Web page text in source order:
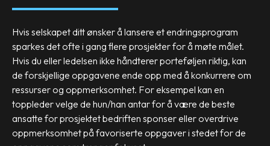
Hvis selskapet ditt ønsker å lansere et endringsprogram
sparkes det ofte i gang flere prosjekter for å møte målet.
Hvis du eller ledelsen ikke håndterer porteføljen riktig, kan
de forskjellige oppgavene ende opp med å konkurrere om
ressurser og oppmerksomhet. For eksempel kan en
toppleder velge de hun/han antar for å være de beste
ansatte for prosjektet bedriften sponser eller overdrive
oppmerksomhet på favoriserte oppgaver i stedet for de